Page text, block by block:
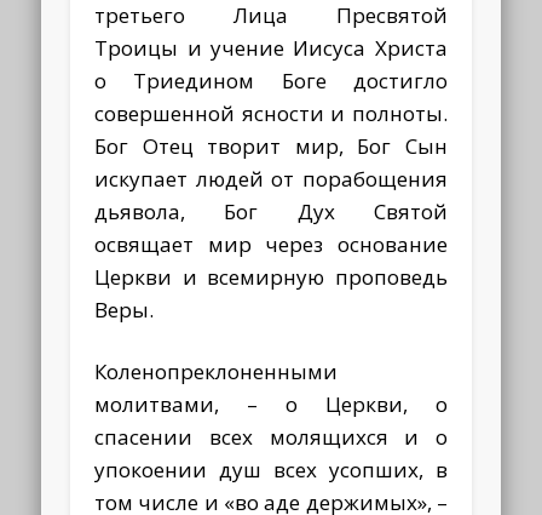
третьего Лица Пресвятой
Троицы и учение Иисуса Христа
о Триедином Боге достигло
совершенной ясности и полноты.
Бог Отец творит мир, Бог Сын
искупает людей от порабощения
дьявола, Бог Дух Святой
освящает мир через основание
Церкви и всемирную проповедь
Веры.
Коленопреклоненными
молитвами, – о Церкви, о
спасении всех молящихся и о
упокоении душ всех усопших, в
том числе и «во аде держимых», –